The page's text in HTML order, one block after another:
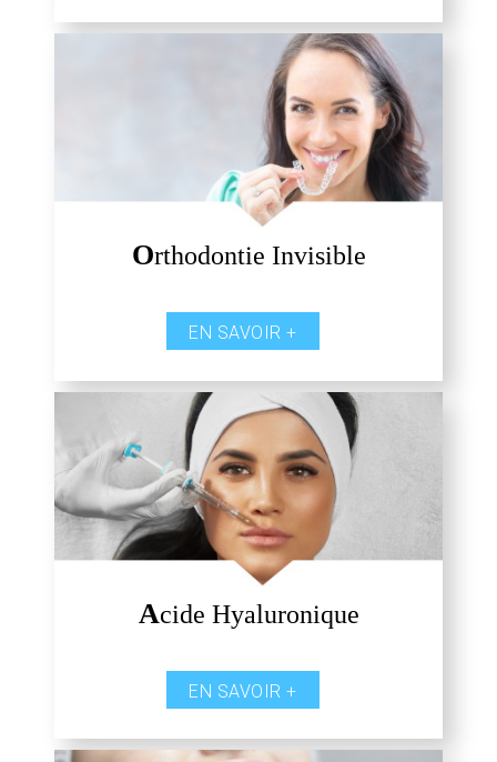
Orthodontie Invisible
EN SAVOIR +
Acide Hyaluronique
EN SAVOIR +